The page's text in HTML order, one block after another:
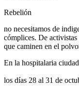
Rebelión
no necesitamos de
cómplices. De
que caminen en el
En la hospitalaria
los días 28 al 31 de